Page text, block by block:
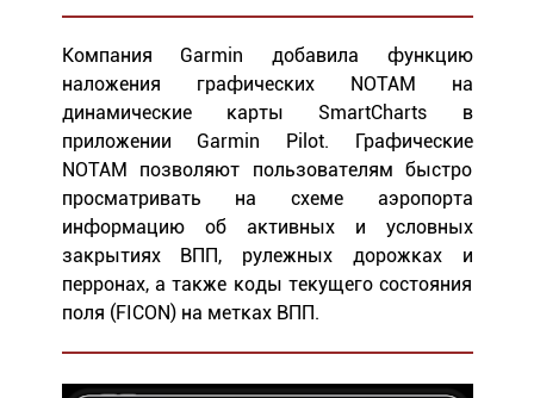
Компания Garmin добавила функцию
наложения графических NOTAM на
динамические карты SmartCharts в
приложении Garmin Pilot. Графические
NOTAM позволяют пользователям быстро
просматривать на схеме аэропорта
информацию об активных и условных
закрытиях ВПП, рулежных дорожках и
перронах, а также коды текущего состояния
поля (FICON) на метках ВПП.